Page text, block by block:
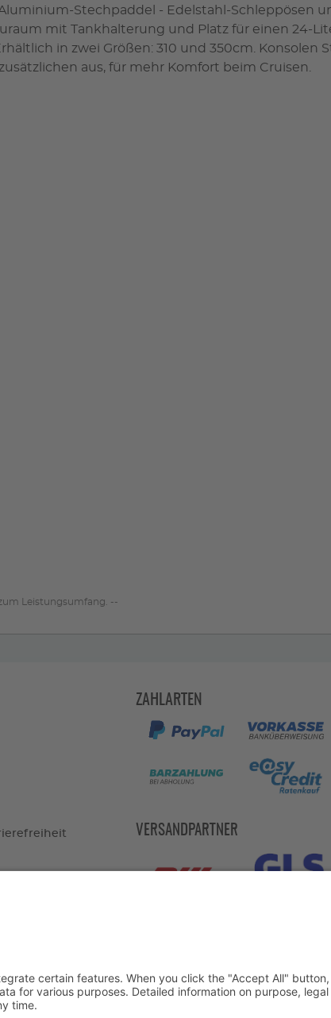
Stechpaddel - Edelstahl-Schleppösen
mit Tankhalterung und Platz für einen 24-
in zwei Größen: 310 und 350cm. Konsolen
aus, für mehr Komfort beim Cruisen.
Leistungsumfang. --
vor Ort
ZAHLARTEN
VERSANDPARTNER